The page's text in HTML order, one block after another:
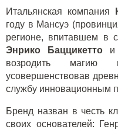
Итальянская компания
году в Мансуэ
регионе, впитавшем в
Энрико Баццикетто и
возродить магию
усовершенствовав
службу инновационным
Бренд назван в честь
своих основателей: